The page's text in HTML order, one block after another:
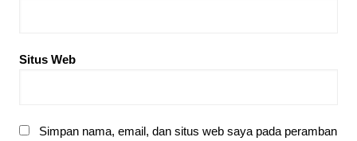
Situs Web
Simpan nama, email, dan situs web saya pada peramban